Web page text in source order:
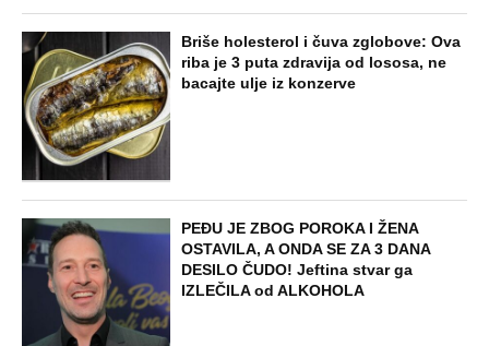
Briše holesterol i čuva zglobove: Ova
riba je 3 puta zdravija od lososa, ne
bacajte ulje iz konzerve
PEĐU JE ZBOG POROKA I ŽENA
OSTAVILA, A ONDA SE ZA 3 DANA
DESILO ČUDO! Jeftina stvar ga
IZLEČILA od ALKOHOLA